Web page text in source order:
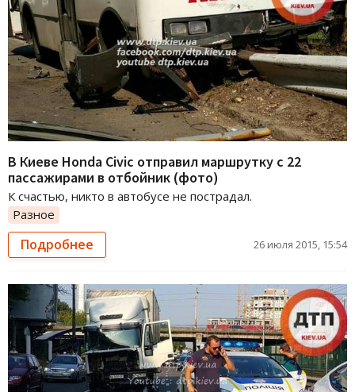
В Киеве Honda Civiс отправил маршрутку с 22
пассажирами в отбойник (фото)
К счастью, никто в автобусе не пострадал.
Разное
Подробнее 26 июля 2015, 15:54